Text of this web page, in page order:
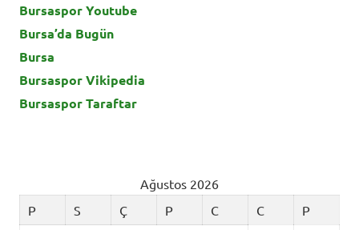
Bursaspor Youtube
Bursa’da Bugün
Bursa
Bursaspor Vikipedia
Bursaspor Taraftar
Ağustos 2026
P
S Ç P C C
P